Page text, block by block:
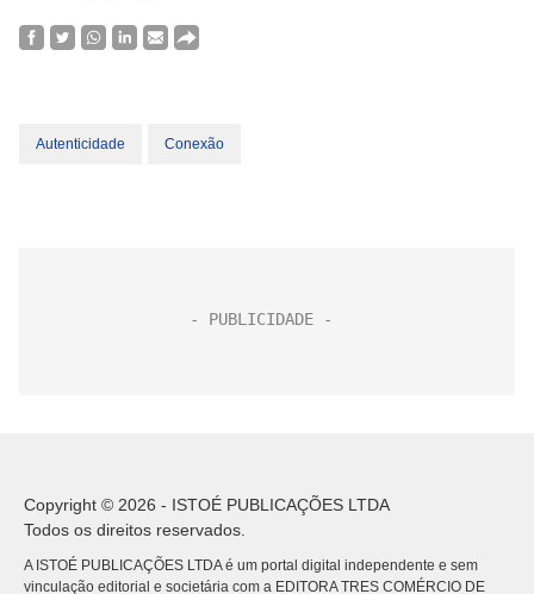
Autenticidade Conexão
Copyright © 2026 - ISTOÉ PUBLICAÇÕES LTDA
Todos os direitos reservados.
A ISTOÉ PUBLICAÇÕES LTDA é um portal digital independente e sem
vinculação editorial e societária com a EDITORA TRES COMÉRCIO DE